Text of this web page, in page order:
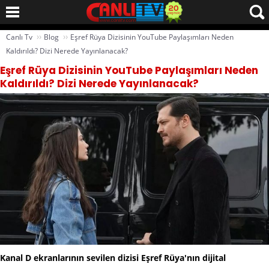
Canlı Tv ›› Blog ›› Eşref Rüya Dizisinin YouTube Paylaşımları Neden
Kaldırıldı? Dizi Nerede Yayınlanacak?
Eşref Rüya Dizisinin YouTube Paylaşımları Neden
Kaldırıldı? Dizi Nerede Yayınlanacak?
Kanal D ekranlarının sevilen dizisi Eşref Rüya'nın dijital